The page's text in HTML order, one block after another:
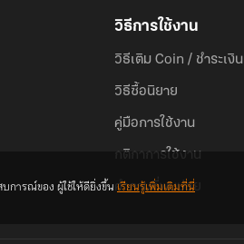
วิธีการใช้งาน
วิธีเติม Coin / ชำระเงิน
วิธีซื้อนิยาย
คู่มือการใช้งาน
กติกาการใช้งาน
คำถามที่พบบ่อย
ารณ์ของ ผู้ใช้ให้ดียิ่งขึ้นเรียนรู้เพิ่มเติมที่นี่